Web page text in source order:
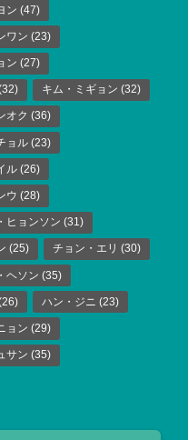
ン (47)
ワン (23)
ン (27)
キム・ミギョン (32)
オク (36)
ョル (23)
ル (26)
ウ (28)
ヒョンソン (31)
(25) チョン・エリ (30)
ヘソン (35)
ハン・ジニ (23)
ョン (29)
サン (35)